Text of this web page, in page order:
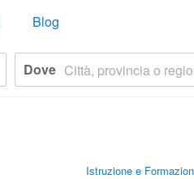
Blog
Dove
Istruzione e